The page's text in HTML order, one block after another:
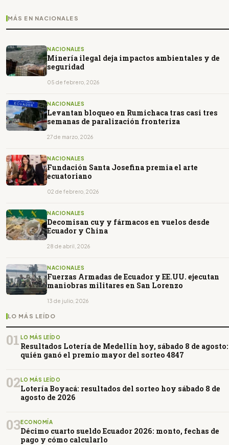
MÁS EN NACIONALES
NACIONALES
Minería ilegal deja impactos ambientales y de
seguridad
05 de febrero, 2026
NACIONALES
Levantan bloqueo en Rumichaca tras casi tres
semanas de paralización fronteriza
27 de marzo, 2026
NACIONALES
Fundación Santa Josefina premia el arte
ecuatoriano
02 de febrero, 2026
NACIONALES
Decomisan cuy y fármacos en vuelos desde
Ecuador y China
28 de abril, 2026
NACIONALES
Fuerzas Armadas de Ecuador y EE.UU. ejecutan
maniobras militares en San Lorenzo
13 de julio, 2026
LO MÁS LEÍDO
01 LO MÁS LEÍDO
Resultados Lotería de Medellín hoy, sábado 8 de agosto:
quién ganó el premio mayor del sorteo 4847
02LO MÁS LEÍDO
Lotería Boyacá: resultados del sorteo hoy sábado 8 de
agosto de 2026
03ECONOMÍA
Décimo cuarto sueldo Ecuador 2026: monto, fechas de
pago y cómo calcularlo